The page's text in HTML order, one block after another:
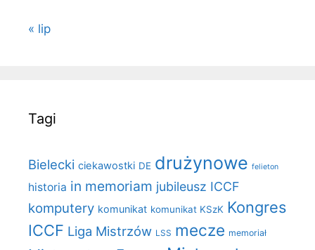
« lip
Tagi
Bielecki ciekawostki DE drużynowe felieton
historia in memoriam jubileusz ICCF
komputery komunikat komunikat KSzK Kongres
ICCF Liga Mistrzów LSS mecze memoriał